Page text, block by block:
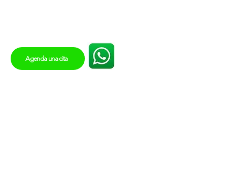
Agenda una cita